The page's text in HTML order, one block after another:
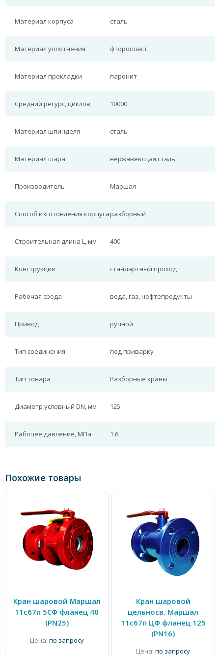
Материал корпуса сталь
Материал уплотнения фторопласт
Материал прокладки паронит
Средний ресурс, циклов 10000
Материал шпинделя сталь
Материал шара нержавеющая сталь
Производитель Маршал
Способ изготовления корпусаразборный
Строительная длина L, мм 400
Конструкция стандартный проход
Рабочая среда вода, газ, нефтепродукты
Привод ручной
Тип соединения под приварку
Тип товара Разборные краны
Диаметр условный DN, мм 125
Рабочее давление, МПа 1.6
Похожие товары
Кран шаровой Маршал
11с67п 5СФ фланец 40
(PN25)
Цена: по запросу
Кран шаровой
цельносв. Маршал
11с67п ЦФ фланец 125
(PN16)
Цена: по запросу